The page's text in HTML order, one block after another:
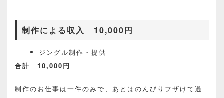
制作による収入 10,000円
ジングル制作・提供
合計 10,000円
制作のお仕事は一件のみで、あとはのんびりフザけて過